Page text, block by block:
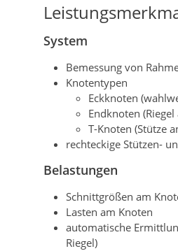
System
Bemessung von
Knotentypen
Eckknoten
Endknoten
T-Knoten (Stütze
rechteckige Stützen-
Belastungen
Schnittgrößen am
Lasten am Knoten
automatische
Riegel)